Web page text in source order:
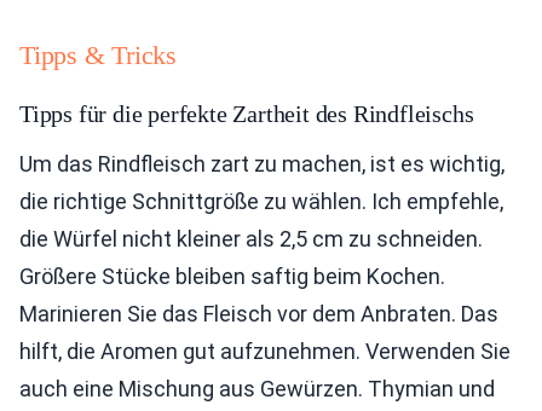
Tipps & Tricks
Tipps für die perfekte Zartheit des Rindfleischs
Um das Rindfleisch zart zu machen, ist es wichtig,
die richtige Schnittgröße zu wählen. Ich empfehle,
die Würfel nicht kleiner als 2,5 cm zu schneiden.
Größere Stücke bleiben saftig beim Kochen.
Marinieren Sie das Fleisch vor dem Anbraten. Das
hilft, die Aromen gut aufzunehmen. Verwenden Sie
auch eine Mischung aus Gewürzen. Thymian und